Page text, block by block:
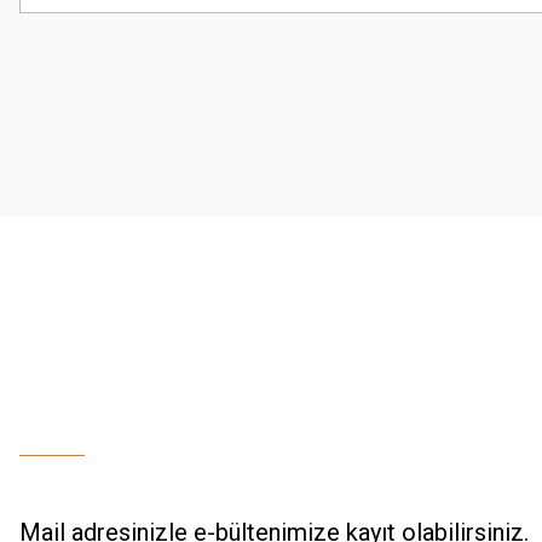
Görüş ve önerileriniz için teşekkür ederiz.
Mail adresinizle e-bültenimize kayıt olabilirsiniz.